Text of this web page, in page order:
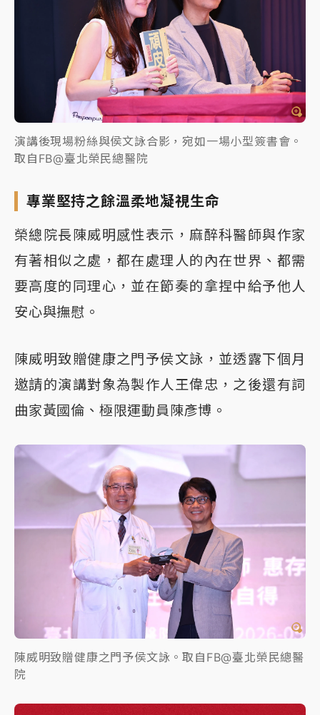
演講後現場粉絲與侯文詠合影，宛如一場小型簽書會。
取自FB@臺北榮民總醫院
專業堅持之餘溫柔地凝視生命
榮總院長陳威明感性表示，麻醉科醫師與作家
有著相似之處，都在處理人的內在世界、都需
要高度的同理心，並在節奏的拿捏中給予他人
安心與撫慰。
陳威明致贈健康之門予侯文詠，並透露下個月
邀請的演講對象為製作人王偉忠，之後還有詞
曲家黃國倫、極限運動員陳彥博。
陳威明致贈健康之門予侯文詠。取自FB@臺北榮民總醫
院